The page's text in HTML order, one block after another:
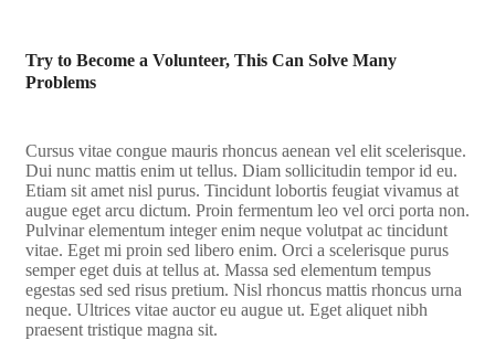
Try to Become a Volunteer, This Can Solve Many
Problems
Cursus vitae congue mauris rhoncus aenean vel elit scelerisque.
Dui nunc mattis enim ut tellus. Diam sollicitudin tempor id eu.
Etiam sit amet nisl purus. Tincidunt lobortis feugiat vivamus at
augue eget arcu dictum. Proin fermentum leo vel orci porta non.
Pulvinar elementum integer enim neque volutpat ac tincidunt
vitae. Eget mi proin sed libero enim. Orci a scelerisque purus
semper eget duis at tellus at. Massa sed elementum tempus
egestas sed sed risus pretium. Nisl rhoncus mattis rhoncus urna
neque. Ultrices vitae auctor eu augue ut. Eget aliquet nibh
praesent tristique magna sit.